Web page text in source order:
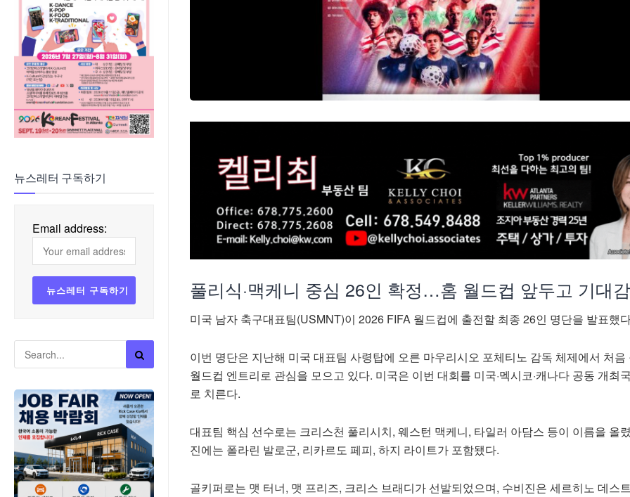
뉴스레터 구독하기
Email address:
풀리식·맥케니 중심 26인 확정…홈 월드컵 앞두고 기대
미국 남자 축구대표팀(USMNT)이 2026 FIFA 월드컵에 출전할 최종 26인 명단을 발표했
이번 명단은 지난해 미국 대표팀 사령탑에 오른 마우리시오 포체티노 감독 체제에서 처음
월드컵 엔트리로 관심을 모으고 있다. 미국은 이번 대회를 미국·멕시코·캐나다 공동 개최
로 치른다.
대표팀 핵심 선수로는 크리스천 풀리시치, 웨스턴 맥케니, 타일러 아담스 등이 이름을 올
진에는 폴라린 발로군, 리카르도 페피, 하지 라이트가 포함됐다.
골키퍼로는 맷 터너, 맷 프리즈, 크리스 브래디가 선발되었으며, 수비진은 세르히노 데스